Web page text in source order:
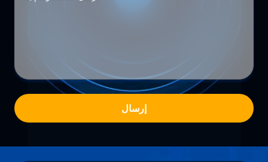
إرسال